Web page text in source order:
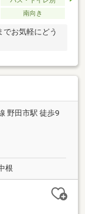
南向き
お気軽にどう
野田市駅 徒歩9
根